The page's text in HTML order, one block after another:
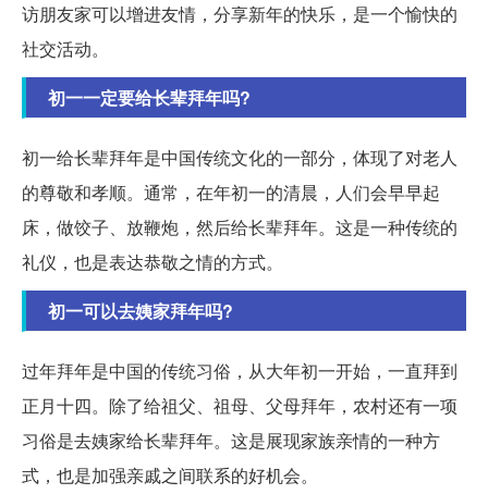
访朋友家可以增进友情，分享新年的快乐，是一个愉快的
社交活动。
初一一定要给长辈拜年吗?
初一给长辈拜年是中国传统文化的一部分，体现了对老人
的尊敬和孝顺。通常，在年初一的清晨，人们会早早起
床，做饺子、放鞭炮，然后给长辈拜年。这是一种传统的
礼仪，也是表达恭敬之情的方式。
初一可以去姨家拜年吗?
过年拜年是中国的传统习俗，从大年初一开始，一直拜到
正月十四。除了给祖父、祖母、父母拜年，农村还有一项
习俗是去姨家给长辈拜年。这是展现家族亲情的一种方
式，也是加强亲戚之间联系的好机会。